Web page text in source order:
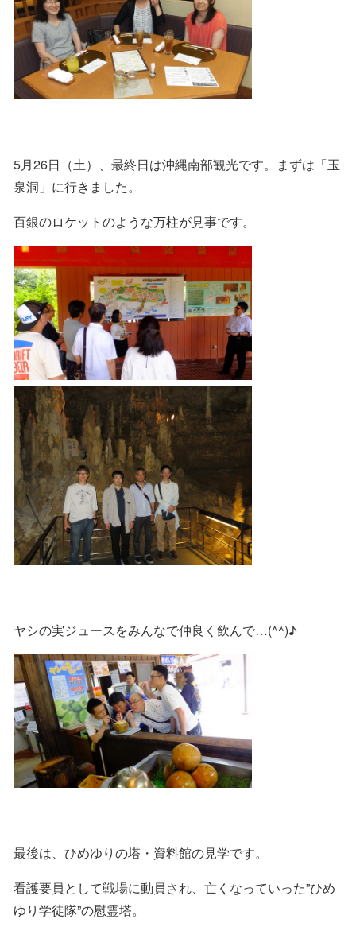
5月26日（土）、最終日は沖縄南部観光です。まずは「玉
泉洞」に行きました。
百銀のロケットのような万柱が見事です。
ヤシの実ジュースをみんなで仲良く飲んで…(^^)♪
最後は、ひめゆりの塔・資料館の見学です。
看護要員として戦場に動員され、亡くなっていった”ひめ
ゆり学徒隊”の慰霊塔。